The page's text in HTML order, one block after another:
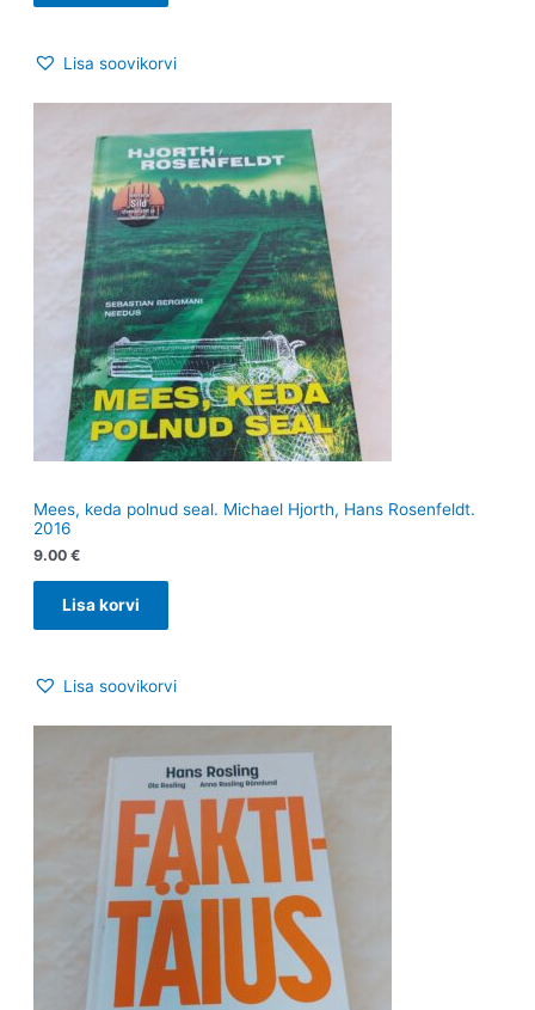
Lisa soovikorvi
Mees, keda polnud seal. Michael Hjorth, Hans Rosenfeldt.
2016
9.00 €
Lisa korvi
Lisa soovikorvi